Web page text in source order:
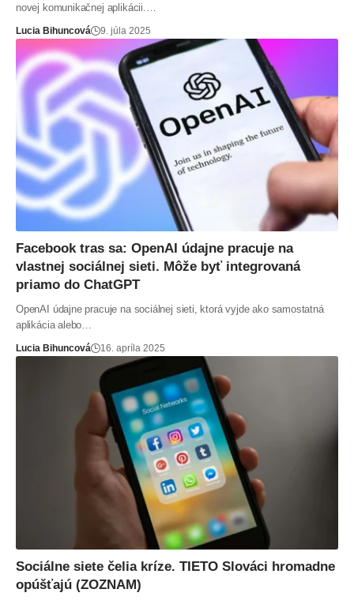
novej komunikačnej aplikácii.…
Lucia Bihuncová 9. júla 2025
Facebook tras sa: OpenAI údajne pracuje na
vlastnej sociálnej sieti. Môže byť integrovaná
priamo do ChatGPT
OpenAI údajne pracuje na sociálnej sieti, ktorá vyjde ako samostatná
aplikácia alebo…
Lucia Bihuncová 16. apríla 2025
Sociálne siete čelia kríze. TIETO Slováci hromadne
opúšťajú (ZOZNAM)